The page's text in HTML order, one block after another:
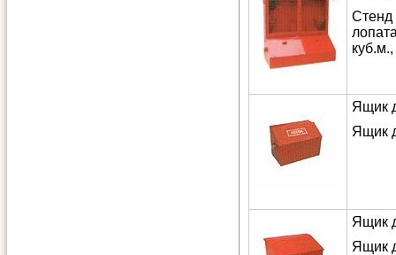
Стенд
куб.м.,
Ящик
Ящик
Ящик
Ящик